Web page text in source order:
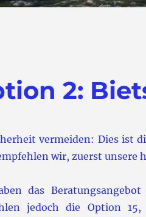
2:
vermeiden: Dies ist
wir, zuerst unsere
das
jedoch die Option